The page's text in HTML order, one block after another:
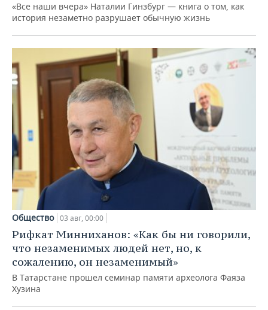
«Все наши вчера» Наталии Гинзбург — книга о том, как
история незаметно разрушает обычную жизнь
Общество 03 авг, 00:00
Рифкат Минниханов: «Как бы ни говорили,
что незаменимых людей нет, но, к
сожалению, он незаменимый»
В Татарстане прошел семинар памяти археолога Фаяза
Хузина